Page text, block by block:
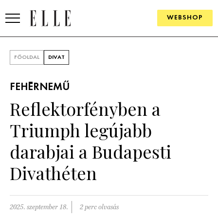
WEBSHOP
SZÉPSÉG
PÁRKAPCSOLAT
FŐOLDAL DIVAT
FEHÉRNEMŰ
Reflektorfényben a
Triumph legújabb
darabjai a Budapesti
Divathéten
2025. szeptember 18. 2 perc olvasás